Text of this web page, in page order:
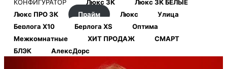
КОНФИГУРАТОР Люкс 3К
Люкс 3К БЕЛЫЕ
Люкс ПРО 3К
Прайм Люкс
Улица
Берлога Х10
Берлога XS
Оптима
Межкомнатные
ХИТ ПРОДАЖ
СМАРТ
БЛЭК
АлексДорс